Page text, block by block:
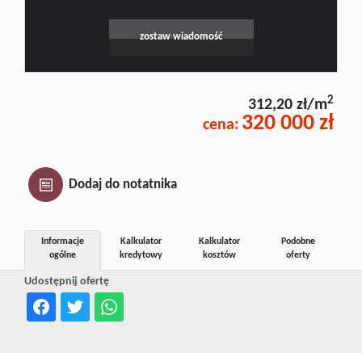
Kontakt
zostaw wiadomość
312,20 zł/m2
cena: 320 000 zł
Dodaj do notatnika
Udostępnij ofertę
Informacje
ogólne
Kalkulator
kredytowy
Kalkulator
kosztów
Podobne
oferty